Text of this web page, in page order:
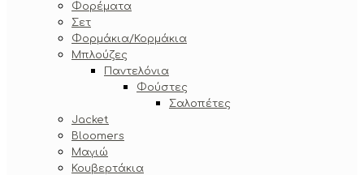
Φορέματα
Σετ
Φορμάκια/Κορμάκια
Μπλούζες
Παντελόνια
Φούστες
Σαλοπέτες
Jacket
Bloomers
Μαγιώ
Κουβερτάκια